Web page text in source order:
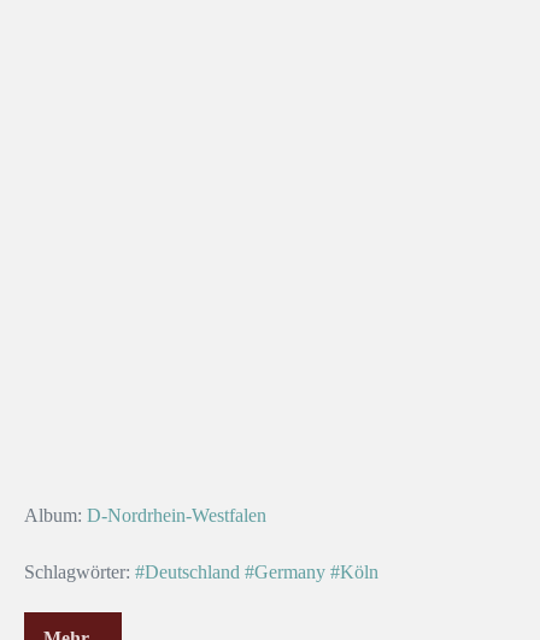
Album: D-Nordrhein-Westfalen
Schlagwörter: #Deutschland #Germany #Köln